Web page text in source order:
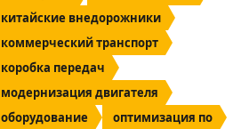
китайские внедорожники
коммерческий транспорт
коробка передач
модернизация двигателя
оборудование
оптимизация по